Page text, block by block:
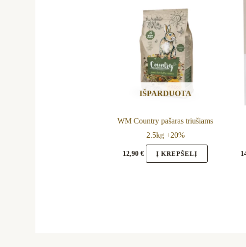
IŠPARDUOTA
WM Country pašaras triušiams
2.5kg +20%
12,90€ Į KREPŠELĮ